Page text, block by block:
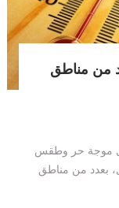
من مناطق
موجة حر وطقس
بعدد من مناطق